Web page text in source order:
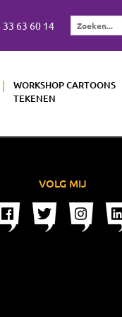
33 63 60 14
Zoeken...
WORKSHOP CARTOONS
TEKENEN
VOLG MIJ